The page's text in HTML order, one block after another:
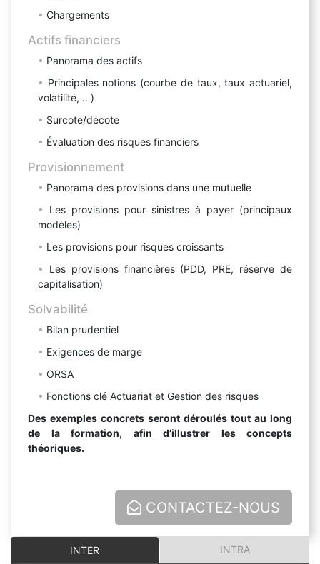
Chargements
Actifs financiers
Panorama des actifs
Principales notions (courbe de taux, taux actuariel,
volatilité, …)
Surcote/décote
Évaluation des risques financiers
Provisionnement
Panorama des provisions dans une mutuelle
Les provisions pour sinistres à payer (principaux
modèles)
Les provisions pour risques croissants
Les provisions financières (PDD, PRE, réserve de
capitalisation)
Solvabilité
Bilan prudentiel
Exigences de marge
ORSA
Fonctions clé Actuariat et Gestion des risques
Des exemples concrets seront déroulés tout au long
de la formation, afin d’illustrer les concepts
théoriques.
CONTACTEZ-NOUS
INTER INTRA